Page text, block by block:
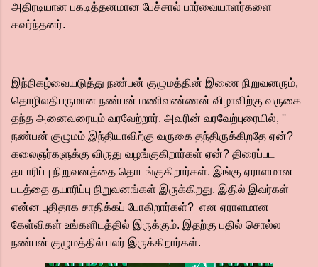
அதிரடியான பகடித்தனமான பேச்சால் பார்வையாளர்களை
கவர்ந்தனர்.
இந்நிகழ்வையடுத்து நண்பன் குழுமத்தின் இணை நிறுவனரும்,
தொழிலதிபருமான நண்பன் மணிவண்ணன் விழாவிற்கு வருகை
தந்த அனைவரையும் வரவேற்றார். அவரின் வரவேற்புரையில், ''
நண்பன் குழுமம் இந்தியாவிற்கு வருகை தந்திருக்கிறதே ஏன்?
கலைஞர்களுக்கு விருது வழங்குகிறார்கள் ஏன்? திரைப்பட
தயாரிப்பு நிறுவனத்தை தொடங்குகிறார்கள். இங்கு ஏராளமான
படத்தை தயாரிப்பு நிறுவனங்கள் இருக்கிறது. இதில் இவர்கள்
என்ன புதிதாக சாதிக்கப் போகிறார்கள்? என ஏராளமான
கேள்விகள் உங்களிடத்தில் இருக்கும். இதற்கு பதில் சொல்ல
நண்பன் குழுமத்தில் பலர் இருக்கிறார்கள்.